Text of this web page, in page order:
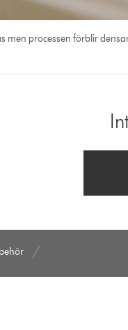
men processen förblir